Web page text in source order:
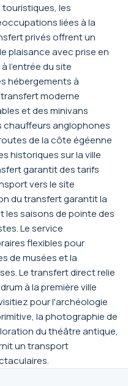
touristiques, les
liées à la
privés offrent un
plaisance avec prise en
l'entrée du site
hébergements à
moderne
et des minivans
chauffeurs anglophones
de la côte égéenne
historiques sur la ville
garantit des tarifs
vers le site
du transfert garantit la
les saisons de pointe des
Le service
flexibles pour
de musées et la
Le transfert direct relie
à la première ville
pour l'archéologie
la photographie de
du théâtre antique,
un transport